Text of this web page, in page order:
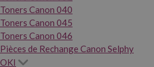
Toners Canon 040
Toners Canon 045
Toners Canon 046
Pièces de Rechange Canon Selphy
OKI